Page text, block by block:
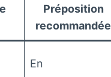
Préposition
recommandée
En